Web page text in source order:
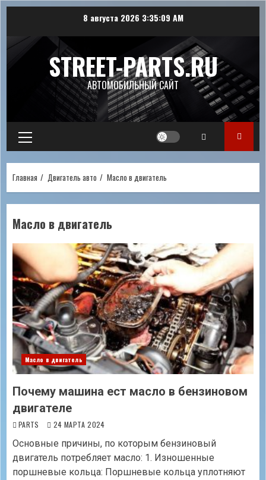
содержимому
8 августа 2026 3:35:10 AM
STREET-PARTS.RU
АВТОМОБИЛЬНЫЙ САЙТ
Основное
меню
Главная Двигатель авто Масло в двигатель
Масло в двигатель
Масло в двигатель
Почему машина ест масло в бензиновом
двигателе
PARTS 24 МАРТА 2024
Основные причины, по которым бензиновый
двигатель потребляет масло: 1. Изношенные
поршневые кольца: Поршневые кольца уплотняют